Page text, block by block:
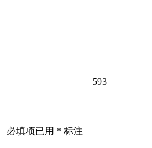
593
必填项已用 * 标注